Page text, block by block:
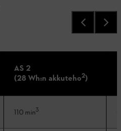
AS 2
(28 Wh:n akkuteho2)
110 min3